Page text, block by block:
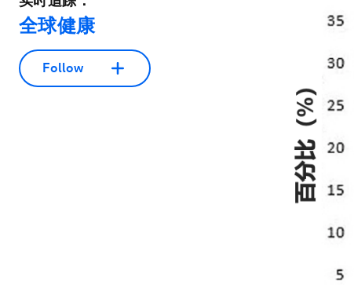
全球健康
Follow